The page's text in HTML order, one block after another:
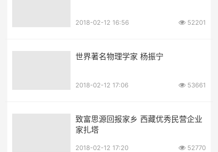
2018-02-12 16:56 52201
世界著名物理学家 杨振宁
2018-02-12 17:06 53661
致富思源回报家乡 西藏优秀民营企业
家扎塔
2018-02-12 17:20 52770